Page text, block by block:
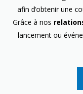
afin d’obtenir une
Grâce à nos
lancement ou